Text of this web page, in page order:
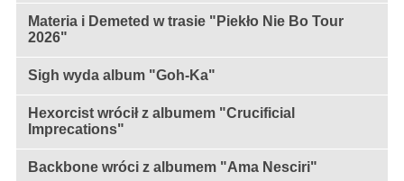
Materia i Demeted w trasie "Piekło Nie Bo Tour
2026"
Sigh wyda album "Goh-Ka"
Hexorcist wrócił z albumem "Crucificial
Imprecations"
Backbone wróci z albumem "Ama Nesciri"